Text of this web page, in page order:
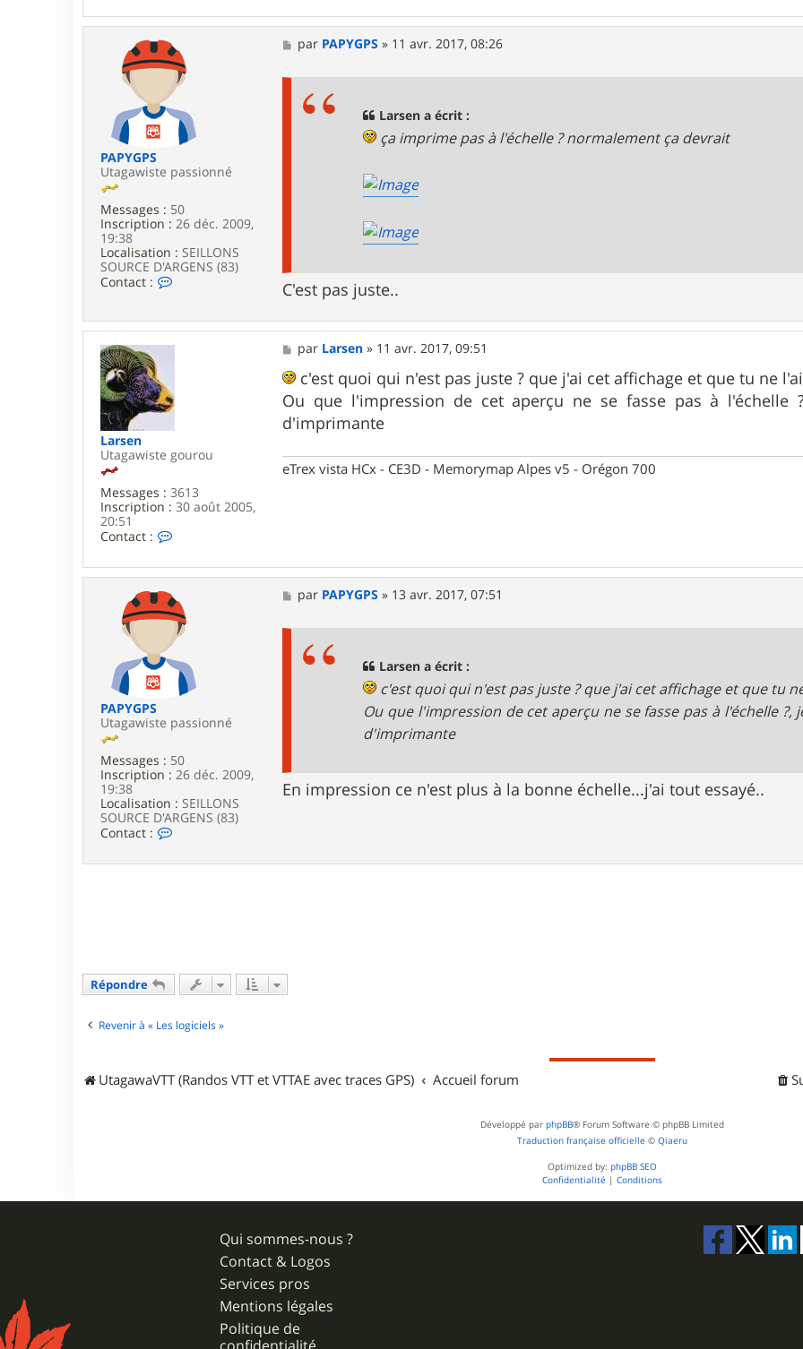
n
t
c
t
e
L
a
r
e
PAPYGPS
Utagawiste passionné
Messages : 50
Inscription : 26 déc. 2009,
19:38
Localisation : SEILLONS
SOURCE D'ARGENS (83)
Contact :
t
a
r
P
Y
G
S
M
e
par PAPYGPS » 11 avr. 2017, 08:26
Larsen a écrit :
ça imprime pas à l'échelle ? normalement ça devrait
C'est pas juste..
Larsen
Utagawiste gourou
Messages : 3613
Inscription : 30 août 2005,
20:51
Contact :
n
t
c
t
e
L
a
r
e
M
e
s
a
g
e
par Larsen » 11 avr. 2017, 09:51
c'est quoi qui n'est pas juste ? que j'ai cet affichage et que tu ne
Ou que l'impression de cet aperçu ne se fasse pas à
d'imprimante
eTrex vista HCx - CE3D - Memorymap Alpes v5 - Orégon 700
PAPYGPS
Utagawiste passionné
Messages : 50
Inscription : 26 déc. 2009,
19:38
Localisation : SEILLONS
SOURCE D'ARGENS (83)
Contact :
A
G
P
M
e
par PAPYGPS » 13 avr. 2017, 07:51
Larsen a écrit :
c'est quoi qui n'est pas juste ? que j'ai cet affichage et que tu
Ou que l'impression de cet aperçu ne se fasse pas à l'échelle ?,
d'imprimante
En impression ce n'est plus à la bonne échelle...j'ai tout essayé..
Répondre
Revenir à « Les logiciels »
UtagawaVTT (Randos VTT et VTTAE avec traces GPS) Accueil forum
Développé par phpBB® Forum Software © phpBB Limited
Traduction française officielle © Qiaeru
Optimized by: phpBB SEO
Confidentialité | Conditions
Qui sommes-nous ?
Contact & Logos
Services pros
Mentions légales
Politique de